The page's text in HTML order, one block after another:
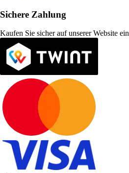
Sichere Zahlung
Kaufen Sie sicher auf unserer Website ein